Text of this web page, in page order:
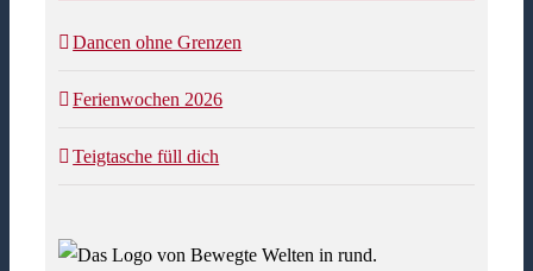
Dancen ohne Grenzen
Ferienwochen 2026
Teigtasche füll dich